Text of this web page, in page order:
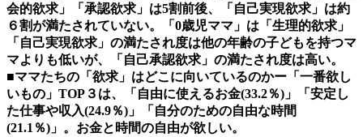
会的欲求」「承認欲求」は5割前後、「自己実現欲求」は約
６割が満たされていない。「0歳児ママ」は「生理的欲求」
「自己実現欲求」の満たされ度は他の年齢の子どもを持つマ
マよりも低いが、「自己承認欲求」の満たされ度は高い。
■ママたちの「欲求」はどこに向いているのかー「一番欲し
いもの」TOP３は、「自由に使えるお金(33.2％)」「安定し
た仕事や収入(24.9％)」「自分のための自由な時間
(21.1％)」。お金と時間の自由が欲しい。